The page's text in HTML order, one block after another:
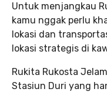
Untuk menjangkau
kamu nggak perlu
lokasi dan
lokasi strategis di
Rukita Rukosta
Stasiun Duri yang